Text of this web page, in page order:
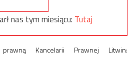
nas tym miesiącu: Tutaj
Kancelarii Prawnej Litwin: